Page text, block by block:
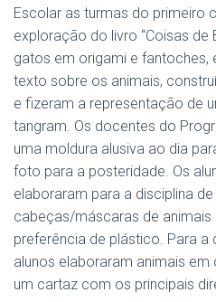
Escolar as turmas do primeiro
exploração do livro “Coisas de
gatos em origami e fantoches,
texto sobre os animais,
e fizeram a representação de
tangram. Os docentes do
uma moldura alusiva ao dia
foto para a posteridade. Os
elaboraram para a disciplina
cabeças/máscaras de
preferência de plástico. Para
alunos elaboraram animais
um cartaz com os principais